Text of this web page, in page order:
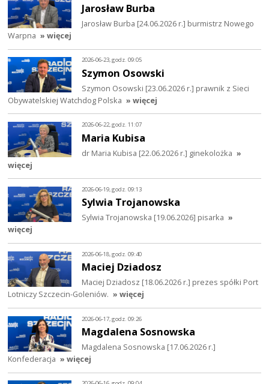
Jarosław Burba
Jarosław Burba [24.06.2026 r.] burmistrz Nowego
Warpna » więcej
2026-06-23, godz. 09:05
Szymon Osowski
Szymon Osowski [23.06.2026 r.] prawnik z Sieci
Obywatelskiej Watchdog Polska » więcej
2026-06-22, godz. 11:07
Maria Kubisa
dr Maria Kubisa [22.06.2026 r.] ginekolożka »
więcej
2026-06-19, godz. 09:13
Sylwia Trojanowska
Sylwia Trojanowska [19.06.2026] pisarka »
więcej
2026-06-18, godz. 09:40
Maciej Dziadosz
Maciej Dziadosz [18.06.2026 r.] prezes spółki Port
Lotniczy Szczecin-Goleniów. » więcej
2026-06-17, godz. 09:26
Magdalena Sosnowska
Magdalena Sosnowska [17.06.2026 r.]
Konfederacja » więcej